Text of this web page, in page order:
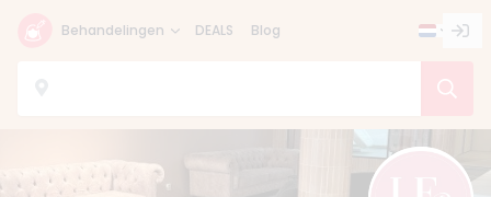
Behandelingen DEALS Blog